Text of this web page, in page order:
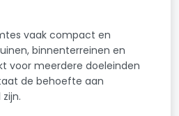
vaak compact en
binnenterreinen en
voor meerdere doeleinden
de behoefte aan